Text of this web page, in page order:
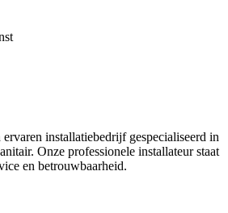
installatiebedrijf gespecialiseerd in
Onze professionele installateur staat
en betrouwbaarheid.